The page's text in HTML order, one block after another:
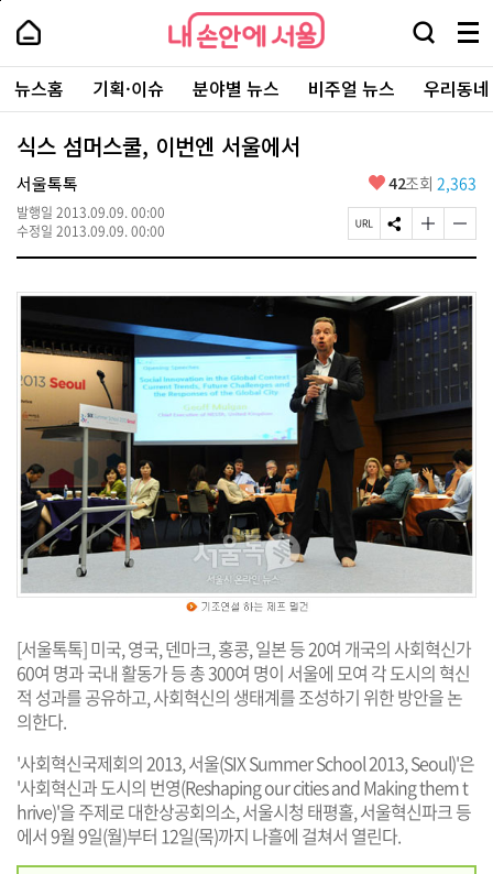
본
로
가
내
손
안
에
서
울
-
서
울
시
대
표
소
포
내
손
에
울
검
창
열
기
메
뉴
전
체
보
주
요
서
뉴스홈 기획·이슈 분야별 뉴스 비주얼 뉴스 우리동
식스 섬머스쿨, 이번엔 서울에서
서울톡톡
발행일 2013.09.09. 00:00
수정일 2013.09.09. 00:00
좋
요
42조회 2,363
페
이
U
R
S
N
공
유
하
기
글
자
기
크
게
변
경
하
기
글
자
기
작
게
변
하
기
[서울톡톡] 미국, 영국, 덴마크, 홍콩, 일본 등 20여 개국의 사회혁신가
60여 명과 국내 활동가 등 총 300여 명이 서울에 모여 각 도시의 혁신
적 성과를 공유하고, 사회혁신의 생태계를 조성하기 위한 방안을 논
의한다.
'사회혁신국제회의 2013, 서울(SIX Summer School 2013, Seoul)'은
'사회혁신과 도시의 번영(Reshaping our cities and Making them t
hrive)'을 주제로 대한상공회의소, 서울시청 태평홀, 서울혁신파크 등
에서 9월 9일(월)부터 12일(목)까지 나흘에 걸쳐서 열린다.
페
상
단
로